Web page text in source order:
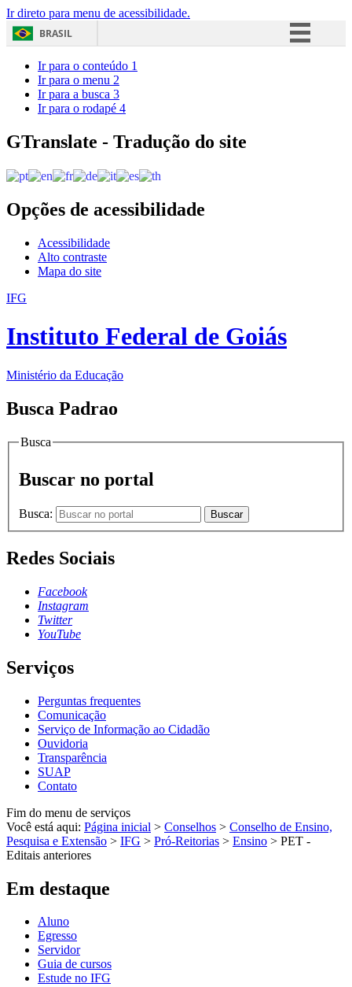
Ir direto para menu de acessibilidade.
BRASIL
Acesso à informação
Ir para o conteúdo 1
Ir para o menu 2
Ir para a busca 3
Ir para o rodapé 4
GTranslate - Tradução do site
Opções de acessibilidade
Acessibilidade
Alto contraste
Mapa do site
IFG
Instituto Federal de Goiás
Ministério da Educação
Busca Padrao
Busca
Buscar no portal
Busca: Buscar
Redes Sociais
Facebook
Instagram
Twitter
YouTube
Serviços
Perguntas frequentes
Comunicação
Serviço de Informação ao Cidadão
Ouvidoria
Transparência
SUAP
Contato
Fim do menu de serviços
Você está aqui: Página inicial > Conselhos > Conselho de Ensino,
Pesquisa e Extensão > IFG > Pró-Reitorias > Ensino > PET -
Editais anteriores
Em destaque
Aluno
Egresso
Servidor
Guia de cursos
Estude no IFG